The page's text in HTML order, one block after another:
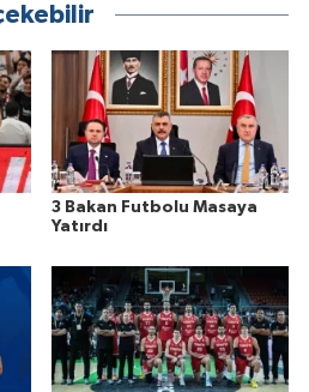
3 Bakan Futbolu Masaya
Yatırdı